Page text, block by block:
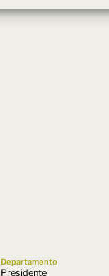
Departamento
Presidente